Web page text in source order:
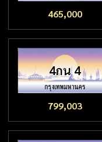
465,000
4กน 4
799,003